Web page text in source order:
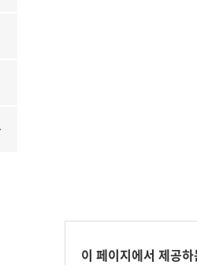
콘
이 페이지에서 제공